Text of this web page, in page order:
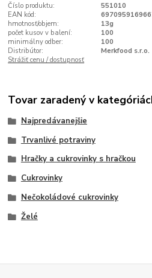
Číslo produktu:
551010
EAN kód:
hmotnosť/objem:
13g
počet kusov v balení:
100
minimálny odber:
100
Distribútor:
Merkfood s.r.o.
Strážiť cenu / dostupnosť
Tovar zaradený v
Najpredávanejšie
Trvanlivé potraviny
Hračky a cukrovinky s hračkou
Cukrovinky
Nečokoládové cukrovinky
Želé